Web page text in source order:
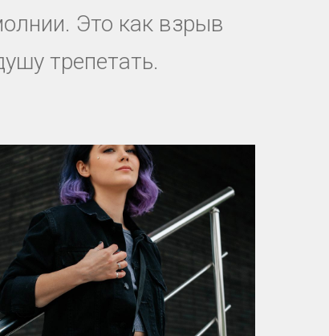
Это как взрыв
трепетать.